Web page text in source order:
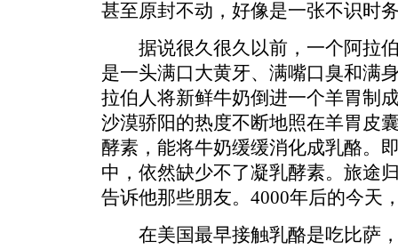
甚至原封不动，好像是一张不识时
据说很久很久以前，一个阿拉伯
是一头满口大黄牙、满嘴口臭和满
拉伯人将新鲜牛奶倒进一个羊胃制
沙漠骄阳的热度不断地照在羊胃皮
酵素，能将牛奶缓缓消化成乳酪。
中，依然缺少不了凝乳酵素。旅途
告诉他那些朋友。4000年后的今天
在美国最早接触乳酪是吃比萨，